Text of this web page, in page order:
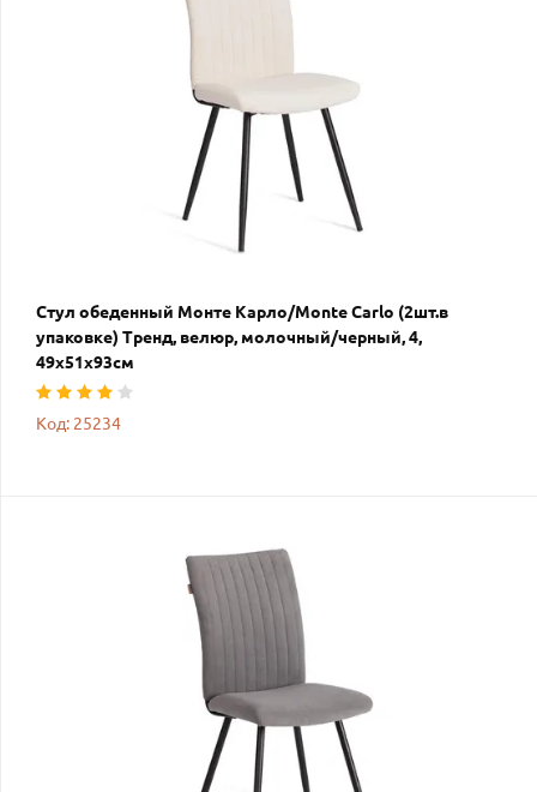
Стул обеденный Монте Карло/Monte Carlo (2шт.в
упаковке) Тренд, велюр, молочный/черный, 4,
49х51х93см
Код: 25234